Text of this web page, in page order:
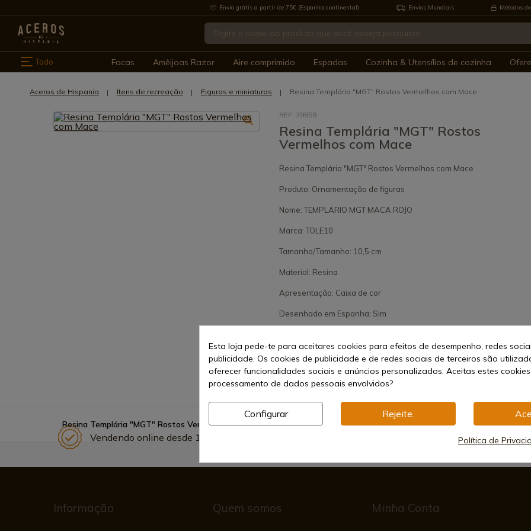
Envio grátis a partir de 75€ (Espanha continental) Envios Mundiais Métodos
Todo Facas Amêijoas Razor Aire comprimido Espadas Cozinha & Utensílios de cozinha
Aceros de Hispania Itens de recreação Figuras e miniaturas Resina Templária "MGT" Rostos Vermelhos com Mace
REF: 39859
Resina Templária "MGT" Rostos
Vermelhos com Mace
Resina Templária "MGT" Rostos Vermelhos com Mace
Produto: Ornamentação de figuras
Nome: TEMPLARIO MGT MACA ROJO
Marca: TOLE10
Tamanho/Tamanho: 10,5 cm
Material: Resina
Apresentação: Caixa de cor
Desenhado em Espanha: Sim
Resina Templária "MGT" Rostos Vermelhos com Mace
Vendendo online desde 1998 Métodos de Pagamento Seguros
Informação Quem somos Minha Conta
Esta loja pede-te para aceitares cookies para efeitos de desempenho, redes
publicidade. Os cookies de publicidade e de redes sociais de terceiros são
oferecer funcionalidades sociais e anúncios personalizados. Aceitas estes
processamento de dados pessoais envolvidos?
Configurar Rejeite.
Política de